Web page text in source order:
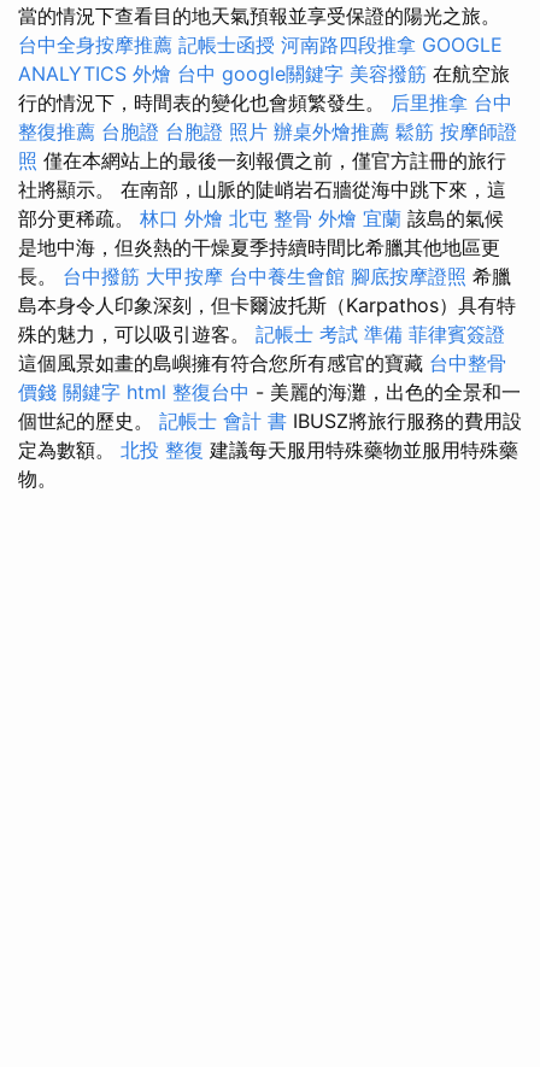
當的情況下查看目的地天氣預報並享受保證的陽光之旅。
台中全身按摩推薦 記帳士函授 河南路四段推拿 GOOGLE
ANALYTICS 外燴 台中 google關鍵字 美容撥筋 在航空旅
行的情況下，時間表的變化也會頻繁發生。 后里推拿 台中
整復推薦 台胞證 台胞證 照片 辦桌外燴推薦 鬆筋 按摩師證
照 僅在本網站上的最後一刻報價之前，僅官方註冊的旅行
社將顯示。 在南部，山脈的陡峭岩石牆從海中跳下來，這
部分更稀疏。 林口 外燴 北屯 整骨 外燴 宜蘭 該島的氣候
是地中海，但炎熱的干燥夏季持續時間比希臘其他地區更
長。 台中撥筋 大甲按摩 台中養生會館 腳底按摩證照 希臘
島本身令人印象深刻，但卡爾波托斯（Karpathos）具有特
殊的魅力，可以吸引遊客。 記帳士 考試 準備 菲律賓簽證
這個風景如畫的島嶼擁有符合您所有感官的寶藏 台中整骨
價錢 關鍵字 html 整復台中 - 美麗的海灘，出色的全景和一
個世紀的歷史。 記帳士 會計 書 IBUSZ將旅行服務的費用設
定為數額。 北投 整復 建議每天服用特殊藥物並服用特殊藥
物。